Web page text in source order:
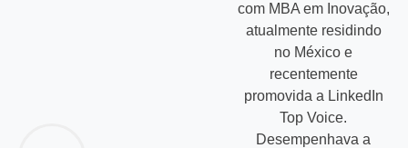
com MBA em Inovação,
atualmente residindo
no México e
recentemente
promovida a LinkedIn
Top Voice.
Desempenhava a